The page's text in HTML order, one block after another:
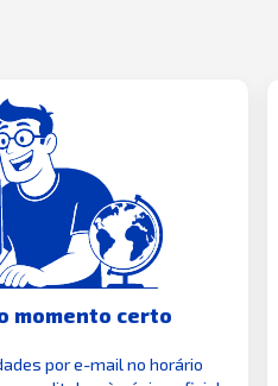
momento certo
por e-mail no horário